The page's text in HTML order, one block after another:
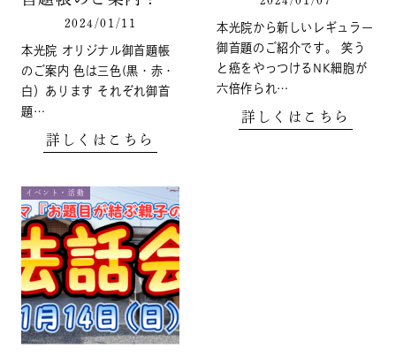
2024/01/11
本光院 オリジナル御首題帳
のご案内 色は三色(黒・赤・
白）あります それぞれ御首
題…
詳しくはこちら
本光院から新しいレギュラー
御首題のご紹介です。 笑う
と癌をやっつけるNK細胞が
六倍作られ…
詳しくはこちら
イベント・活動